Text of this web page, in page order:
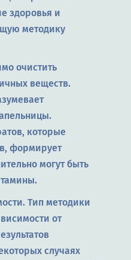
здоровья и
методику
очистить
веществ.
которые
формирует
могут быть
Тип методики
от
случаях